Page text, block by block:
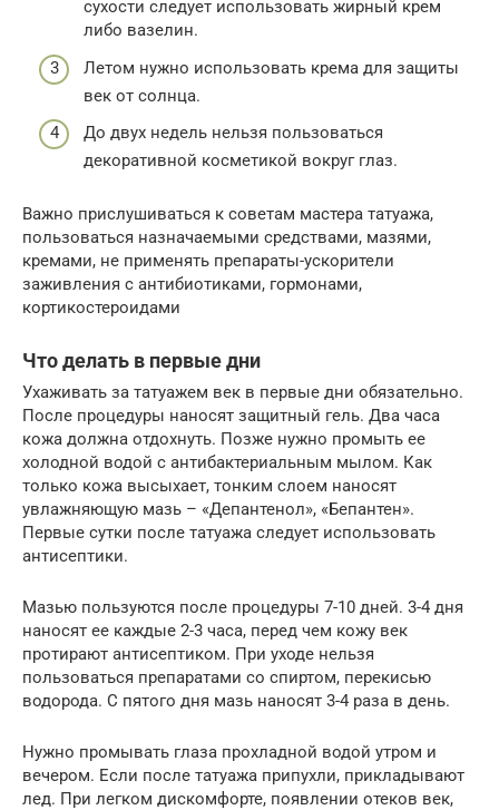
сухости следует использовать жирный крем
либо вазелин.
Летом нужно использовать крема для защиты
век от солнца.
До двух недель нельзя пользоваться
декоративной косметикой вокруг глаз.
Важно прислушиваться к советам мастера татуажа,
пользоваться назначаемыми средствами, мазями,
кремами, не применять препараты-ускорители
заживления с антибиотиками, гормонами,
кортикостероидами
Что делать в первые дни
Ухаживать за татуажем век в первые дни обязательно.
После процедуры наносят защитный гель. Два часа
кожа должна отдохнуть. Позже нужно промыть ее
холодной водой с антибактериальным мылом. Как
только кожа высыхает, тонким слоем наносят
увлажняющую мазь – «Депантенол», «Бепантен».
Первые сутки после татуажа следует использовать
антисептики.
Мазью пользуются после процедуры 7-10 дней. 3-4 дня
наносят ее каждые 2-3 часа, перед чем кожу век
протирают антисептиком. При уходе нельзя
пользоваться препаратами со спиртом, перекисью
водорода. С пятого дня мазь наносят 3-4 раза в день.
Нужно промывать глаза прохладной водой утром и
вечером. Если после татуажа припухли, прикладывают
лед. При легком дискомфорте, появлении отеков век,